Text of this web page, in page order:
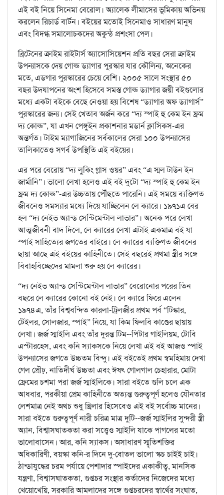
এই বই নিয়ে সিনেমা বেরোল। অ্যালেক লীমাসের ভূমিকায় অভিনয়
করলেন রিচার্ড বার্টন। বইয়ের মতোই সিনেমাও সাধারণ মানুষ
এবং বিদগ্ধ সমালোচকদের অকুন্ঠ প্রশংসা পেল।
ব্রিটেনের ক্রাইম রাইটার্স অ্যাসোসিয়েশন প্রতি বছর সেরা ক্রাইম
উপন্যাসকে দেয় গোল্ড ড্যাগার পুরস্কার যার কৌলিন্য, অনেকের
মতে, এডগার পুরস্কারের চেয়ে বেশি। ২০০৫ সালে সংস্থার ৫০
বছর উদযাপনের অংশ হিসেবে সমস্ত গোল্ড ড্যাগার জয়ী বইগুলোর
মধ্যে একটা বইকে বেছে নেওয়া হয় বিশেষ “ড্যাগার অফ ড্যাগার্স”
পুরস্কারের জন্য। সেই খেতাব অর্জন করে “দ্য স্পাই হু কেম ইন ফ্রম
দ্য কোল্ড”, যা এখন পেঙ্গুইন প্রকাশনার মডার্ন ক্লাসিকস-এর
অন্তর্গত। টাইম ম্যাগাজিনের সর্বকালের সেরা ১০০ উপন্যাসের
তালিকাতেও সগর্ব উপস্থিতি এই বইয়ের।
এর পরে বেরোয় “দ্য লুকিং গ্লাস ওয়র” এবং “এ স্মল টাউন ইন
জার্মানি”। ভালো লেখা হলেও এই বই দুটো “দ্য স্পাই হু কেম ইন
ফ্রম দ্য কোল্ড”-এর উচ্চতায় পৌঁছতে পারেনি। এই সময়ে ব্যক্তিগত
জীবনেও সমস্যার মধ্যে দিয়ে যাচ্ছিলেন লে ক্যারে। ১৯৭১এ বের
হল “দ্য নেইভ অ্যান্ড সেন্টিমেন্টাল লাভার”। অনেক পরে লেখা
আত্মজীবনী বাদ দিলে, লে ক্যারের লেখা এটাই একমাত্র বই যা
স্পাই সাহিত্যের জগতের বাইরে। লে ক্যারের ব্যক্তিগত জীবনের
ছায়া আছে এই বইয়ের কাহিনীতে। সেই বছরেই প্রথমা স্ত্রীর সঙ্গে
বিবাহবিচ্ছেদের মামলা শুরু হয় লে ক্যারের।
“দ্য নেইভ অ্যান্ড সেন্টিমেন্টাল লাভার” বেরোনোর পরের তিন
বছরে লে ক্যারের কোনো বই নেই। লে ক্যারে ফিরে এলেন
১৯৭৪এ, তাঁর বিশ্ববন্দিত কারলা-ট্রিলজীর প্রথম পর্ব “টিঙ্কার,
টেইলর, সোলজার, স্পাই” নিয়ে, যা কিম ফিলবি কাণ্ডের ছায়ায়
লেখা। জর্জ স্মাইলি এবং তাঁর দুরন্ত টিম--পিটার গাইলিয়ম, টোবি
এস্টারহেস, এবং কনি স্যাকসকে নিয়ে লেখা এই বই আজও স্পাই
উপন্যাসের জগতে উচ্চতম বিন্দু। এই বইতেই প্রথম স্বমহিমায় দেখা
গেল প্রৌঢ়, নাতিদীর্ঘ উচ্চতা এবং ঈষৎ গোলগাল চেহারার, মোটা
ফ্রেমের চশমা পরা জর্জ স্মাইলিকে। সারা বইতে গুলি চলে এক
আধবার, পরকীয়া প্রেম কাহিনীতে অত্যন্ত গুরুত্বপূর্ণ হলেও যৌনতার
লেশমাত্র নেই অথচ শুধু থ্রিলার হিসেবেও এই বই সর্বোচ্চ মানের।
সারা বইতে গুরুত্বপূর্ণ নারী চরিত্র মাত্র দুটি--জর্জ স্মাইলির সুন্দরী স্ত্রী
অ্যান, বিশ্বাসঘাতকতা করা সত্ত্বেও স্মাইলি যাকে পাগলের মতো
ভালোবাসেন। আর, কনি স্যাকস। অসাধারণ স্মৃতিশক্তির
অধিকারিণী, বয়স্কা কনি-র দিনে দু-বোতল ভালো স্কচ চাইই চাই।
ঠান্ডাযুদ্ধের চরম পর্যায়ে পেশাদার স্পাইদের একাকীত্ব, মানসিক
যন্ত্রণা, বিশ্বাসঘাতকতা, গুপ্তচর সংস্থার কর্তাদের নিজেদের মধ্যে
খেয়োখেয়ি, সরকারি আমলাদের সঙ্গে গুপ্তচরদের স্বার্থের সংঘাত,